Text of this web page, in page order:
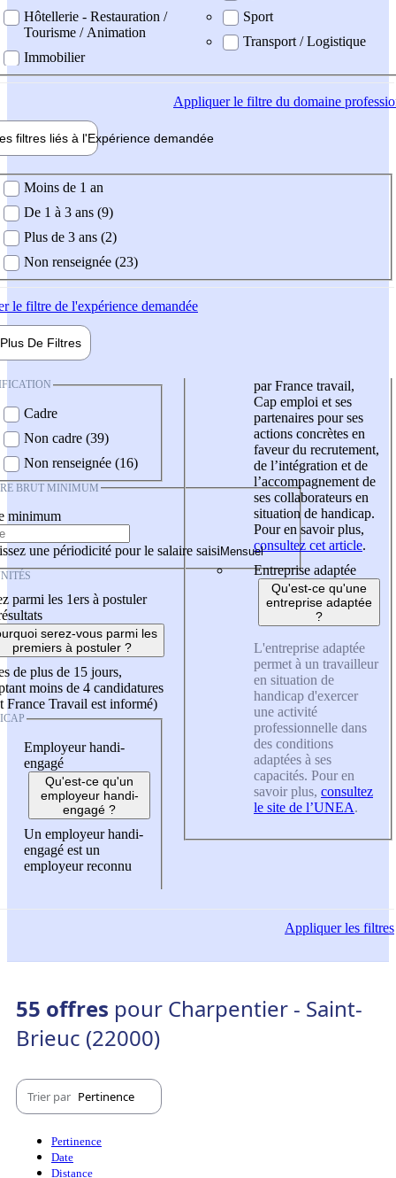
Hôtellerie - Restauration /
Tourisme / Animation
Immobilier
Sport
Transport / Logistique
Appliquerle filtre du domaine
filtres liés à l'Expérience demandée
demandée
Moins de 1 an
De 1 à 3 ans (9)
Plus de 3 ans (2)
Non renseignée (23)
le filtre de l'expérience demandée
Plus De Filtres
Cadre
Non cadre (39)
Non renseignée (16)
BRUT MINIMUM
minimum
une périodicité pour le salaire saisi
parmi les 1ers à postuler
serez-vous parmi les
premiers à postuler ?
de plus de 15 jours,
moins de 4 candidatures
France Travail est informé)
Employeur handi-
engagé
Qu'est-ce qu'un
employeur handi-
engagé ?
Un employeur handi-
engagé est un
employeur reconnu
par France travail,
Cap emploi et ses
partenaires pour ses
actions concrètes en
faveur du recrutement,
de l’intégration et de
l’accompagnement de
ses collaborateurs en
situation de handicap.
Pour en savoir plus,
consultez cet article.
Entreprise adaptée
Qu'est-ce qu'une
entreprise adaptée
?
L'entreprise adaptée
permet à un travailleur
en situation de
handicap d'exercer
une activité
professionnelle dans
des conditions
adaptées à ses
capacités. Pour en
savoir plus, consultez
le site de l’UNEA.
Appliquerles filtres
55 offres pour Charpentier - Saint-
Brieuc (22000)
Trier par Pertinence
Pertinence
Date
Distance